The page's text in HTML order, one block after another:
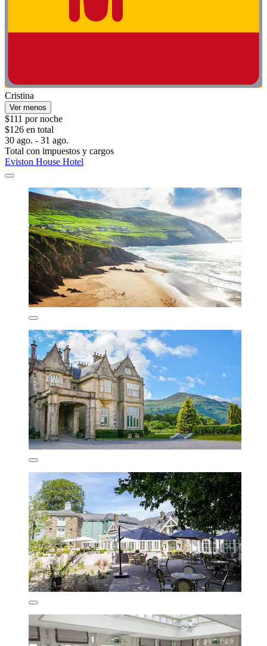
Cristina
Ver menos
$111 por noche
$126 en total
30 ago. - 31 ago.
Total con impuestos y cargos
Eviston House Hotel